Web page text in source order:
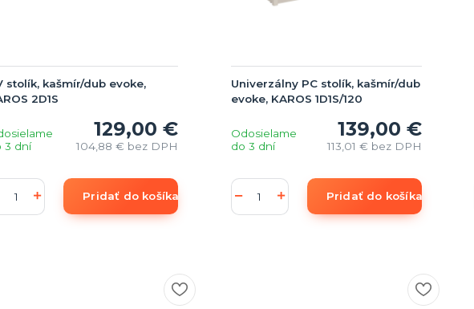
stolík, kašmír/dub evoke,
2D1S
129,00 €
104,88 € bez DPH
3 dní
Pridať do košíka
Univerzálny PC stolík, kašmír/dub
evoke, KAROS 1D1S/120
139,00 €
113,01 € bez DPH
Odosielame
do 3 dní
Pridať do košíka